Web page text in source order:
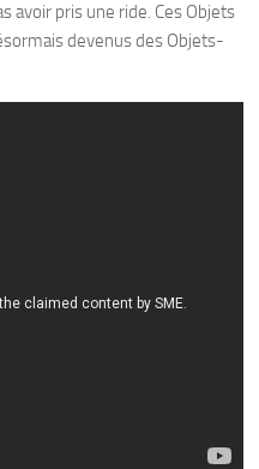
avoir pris une ride. Ces Objets
devenus des Objets-